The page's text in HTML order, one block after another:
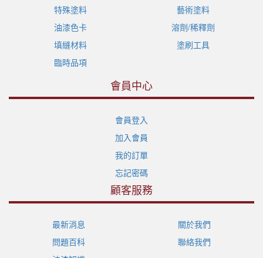
特殊塗料
藝術塗料
油漆色卡
溶劑/稀釋劑
填縫材料
塗刷工具
臨時品項
會員中心
會員登入
加入會員
我的訂單
忘記密碼
顧客服務
最新消息
問題百科
關於我們
聯絡我們